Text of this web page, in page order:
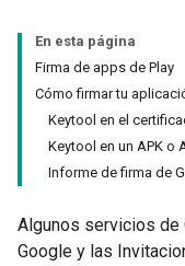
En esta página
Firma de apps de Play
Cómo firmar tu
Keytool en el
Keytool en un APK o
Informe de firma de
Algunos servicios de
Google y las